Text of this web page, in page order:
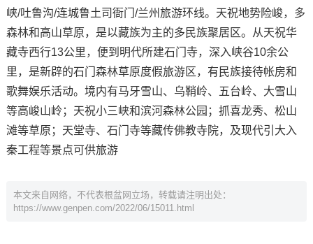
峡/吐鲁沟/连城鲁土司衙门/兰州旅游环线。天祝地势险峻，多
森林和高山草原，是以藏族为主的多民族聚居区。从天祝华
藏寺西行13公里，便到明代所建石门寺，深入峡谷10余公
里，是新辟的石门森林草原度假旅游区，有民族接待帐房和
歌舞娱乐活动。境内有马牙雪山、乌鞘岭、五台岭、大雪山
等高峻山岭；天祝小三峡和滨河森林公园；抓喜龙秀、松山
滩等草原；天堂寺、石门寺等藏传佛教寺院，及现代引大入
秦工程等景点可供旅游
本文来自网络，不代表根盆网立场，转载请注明出处：
https://www.genpen.com/2022/06/15011.html